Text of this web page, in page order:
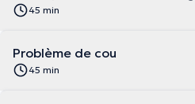
45 min
Problème de cou
45 min